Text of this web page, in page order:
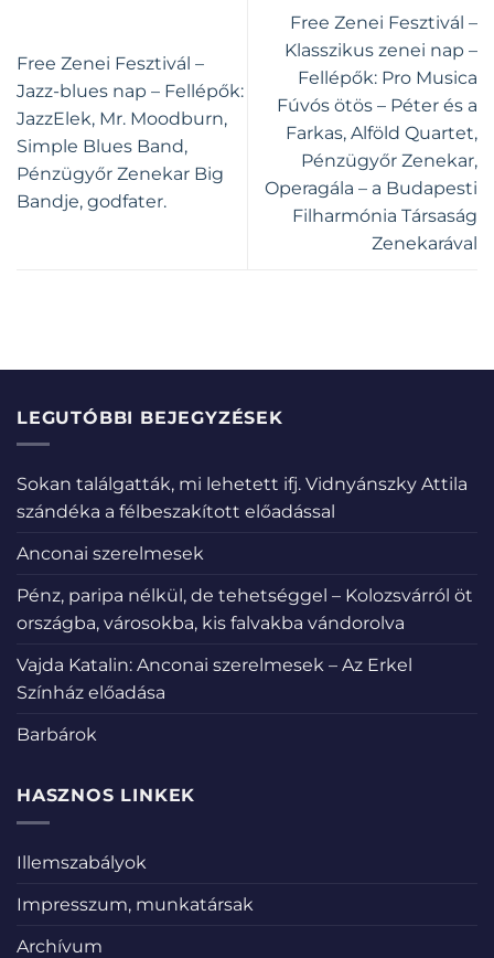
Free Zenei Fesztivál –
Jazz-blues nap – Fellépők:
JazzElek, Mr. Moodburn,
Simple Blues Band,
Pénzügyőr Zenekar Big
Bandje, godfater.
Free Zenei Fesztivál –
Klasszikus zenei nap –
Fellépők: Pro Musica
Fúvós ötös – Péter és a
Farkas, Alföld Quartet,
Pénzügyőr Zenekar,
Operagála – a Budapesti
Filharmónia Társaság
Zenekarával
LEGUTÓBBI BEJEGYZÉSEK
Sokan találgatták, mi lehetett ifj. Vidnyánszky Attila
szándéka a félbeszakított előadással
Anconai szerelmesek
Pénz, paripa nélkül, de tehetséggel – Kolozsvárról öt
országba, városokba, kis falvakba vándorolva
Vajda Katalin: Anconai szerelmesek – Az Erkel
Színház előadása
Barbárok
HASZNOS LINKEK
Illemszabályok
Impresszum, munkatársak
Archívum